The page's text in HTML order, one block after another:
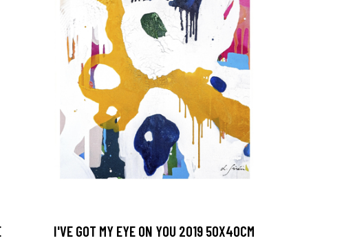
I'VE GOT MY EYE ON YOU 2019 50X40CM